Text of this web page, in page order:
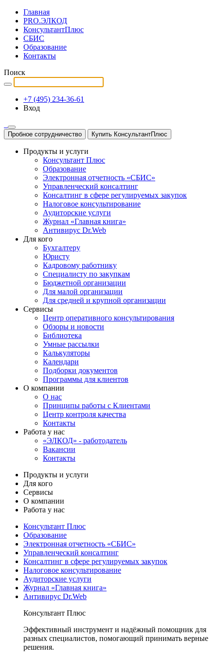
Главная
PRO.ЭЛКОД
КонсультантПлюс
СБИС
Образование
Контакты
Поиск
+7 (495) 234-36-61
Вход
Пробное сотрудничество Купить КонсультантПлюс
Продукты и услуги
Консультант Плюс
Образование
Электронная отчетность «СБИС»
Управленческий консалтинг
Консалтинг в сфере регулируемых закупок
Налоговое консультирование
Аудиторские услуги
Журнал «Главная книга»
Антивирус Dr.Web
Для кого
Бухгалтеру
Юристу
Кадровому работнику
Специалисту по закупкам
Бюджетной организации
Для малой организации
Для средней и крупной организации
Сервисы
Центр оперативного консультирования
Обзоры и новости
Библиотека
Умные рассылки
Калькуляторы
Календари
Подборки документов
Программы для клиентов
О компании
О нас
Принципы работы с Клиентами
Центр контроля качества
Контакты
Работа у нас
«ЭЛКОД» - работодатель
Вакансии
Контакты
Продукты и услуги
Для кого
Сервисы
О компании
Работа у нас
Консультант Плюс
Образование
Электронная отчетность «СБИС»
Управленческий консалтинг
Консалтинг в сфере регулируемых закупок
Налоговое консультирование
Аудиторские услуги
Журнал «Главная книга»
Антивирус Dr.Web
Консультант Плюс
Эффективный инструмент и надёжный помощник для
разных специалистов, помогающий принимать верные
решения.